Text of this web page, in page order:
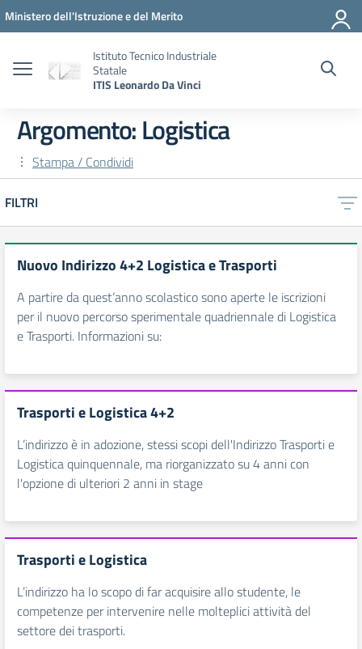
Vai ai contenuti
Vai al menu di navigazione
Vai al footer
Ministero dell'Istruzione e del Merito
Istituto Tecnico Industriale
Statale
ITIS Leonardo Da Vinci
Argomento: Logistica
Stampa / Condividi
FILTRI
Nuovo Indirizzo 4+2 Logistica e Trasporti
A partire da quest’anno scolastico sono aperte le iscrizioni
per il nuovo percorso sperimentale quadriennale di Logistica
e Trasporti. Informazioni su:
Trasporti e Logistica 4+2
L’indirizzo è in adozione, stessi scopi dell'Indirizzo Trasporti e
Logistica quinquennale, ma riorganizzato su 4 anni con
l'opzione di ulteriori 2 anni in stage
Trasporti e Logistica
L’indirizzo ha lo scopo di far acquisire allo studente, le
competenze per intervenire nelle molteplici attività del
settore dei trasporti.